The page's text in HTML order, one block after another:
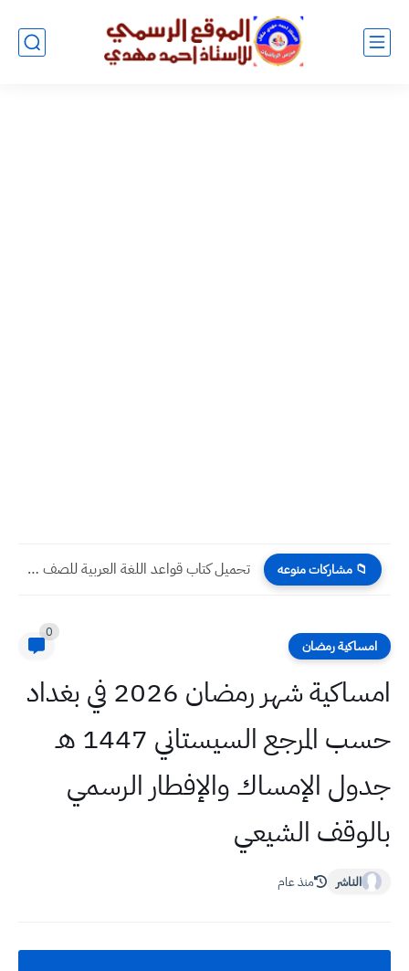
📁 مشاركات منوعه تحميل كتاب قواعد اللغة العربية للصف الرابع الابتدائي 2022 -...
امساكية رمضان
0
امساكية شهر رمضان 2026 في بغداد
حسب المرجع السيستاني 1447 هـ
جدول الإمساك والإفطار الرسمي
بالوقف الشيعي
الناشر منذ عام